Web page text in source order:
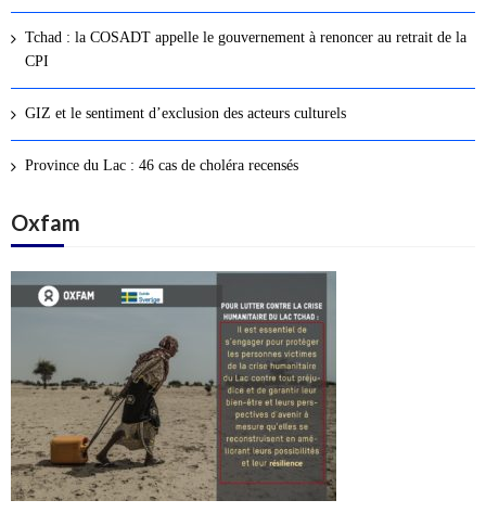
Tchad : la COSADT appelle le gouvernement à renoncer au retrait de la
CPI
GIZ et le sentiment d’exclusion des acteurs culturels
Province du Lac : 46 cas de choléra recensés
Oxfam